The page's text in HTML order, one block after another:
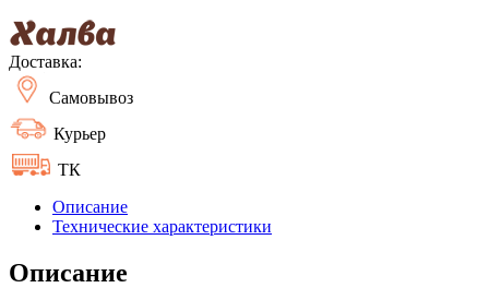
Доставка:
Самовывоз
Курьер
ТК
Описание
Технические характеристики
Описание